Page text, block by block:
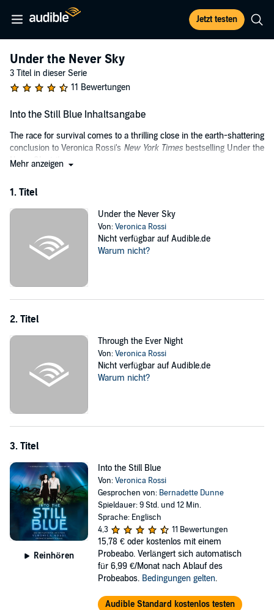
Jetzt testen
Under the Never Sky
3 Titel in dieser Serie
11 Bewertungen
Into the Still Blue Inhaltsangabe
The race for survival comes to a thrilling close in the earth-shattering
conclusion to Veronica Rossi's New York Times bestselling Under the
Never Sky trilogy.
Perry and Aria to unite the Dwellers and the Outsiders in one last
Perfect for fans of the Hunger Games and Divergent series, Veronica
Rossi's trilogy has been called "inspired, offbeat, and mesmerizing"
Kirkus Reviews
to a climax that will leave you breathless,
this "masterpiece" trilogy to an unforgettable close (Examiner.com).
Mehr anzeigen
1. Titel
Under the Never Sky
Von:Veronica Rossi
Nicht verfügbar auf Audible.de
Warum nicht?
2. Titel
Through the Ever Night
Von:Veronica Rossi
Nicht verfügbar auf Audible.de
Warum nicht?
3. Titel
Reinhören
Into the Still Blue
Von:Veronica Rossi
Gesprochen von: Bernadette Dunne
Spieldauer: 9 Std. und 12 Min.
Sprache: Englisch
4,3
11 Bewertungen
15,78 € oder kostenlos mit einem
Probeabo. Verlängert sich automatisch
für 6,99 €/Monat nach Ablauf des
Probeabos. Bedingungen gelten.
Audible Standard kostenlos testen